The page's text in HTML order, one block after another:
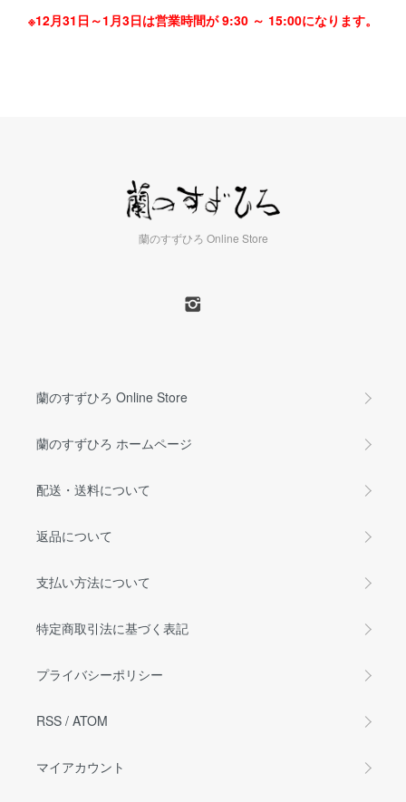
※12月31日～1月3日は営業時間が 9:30 ～ 15:00になります。
蘭のすずひろ Online Store
蘭のすずひろ Online Store
蘭のすずひろ ホームページ
配送・送料について
返品について
支払い方法について
特定商取引法に基づく表記
プライバシーポリシー
RSS / ATOM
マイアカウント